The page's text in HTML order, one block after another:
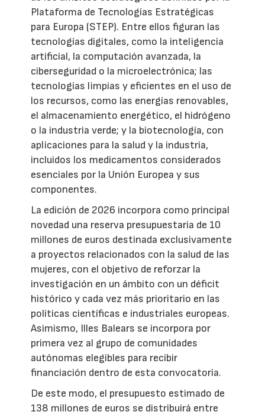
Plataforma de Tecnologías Estratégicas
para Europa (STEP). Entre ellos figuran las
tecnologías digitales, como la inteligencia
artificial, la computación avanzada, la
ciberseguridad o la microelectrónica; las
tecnologías limpias y eficientes en el uso de
los recursos, como las energías renovables,
el almacenamiento energético, el hidrógeno
o la industria verde; y la biotecnología, con
aplicaciones para la salud y la industria,
incluidos los medicamentos considerados
esenciales por la Unión Europea y sus
componentes.
La edición de 2026 incorpora como principal
novedad una reserva presupuestaria de 10
millones de euros destinada exclusivamente
a proyectos relacionados con la salud de las
mujeres, con el objetivo de reforzar la
investigación en un ámbito con un déficit
histórico y cada vez más prioritario en las
políticas científicas e industriales europeas.
Asimismo, Illes Balears se incorpora por
primera vez al grupo de comunidades
autónomas elegibles para recibir
financiación dentro de esta convocatoria.
De este modo, el presupuesto estimado de
138 millones de euros se distribuirá entre